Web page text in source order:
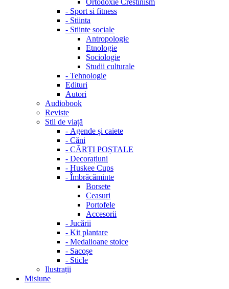
Ortodoxie Crestinism
- Sport si fitness
- Stiinta
- Stiinte sociale
Antropologie
Etnologie
Sociologie
Studii culturale
- Tehnologie
Edituri
Autori
Audiobook
Reviste
Stil de viață
- Agende și caiete
- Căni
- CĂRȚI POȘTALE
- Decorațiuni
- Huskee Cups
- Îmbrăcăminte
Borsete
Ceasuri
Portofele
Accesorii
- Jucării
- Kit plantare
- Medalioane stoice
- Sacoșe
- Sticle
Ilustrații
Misiune